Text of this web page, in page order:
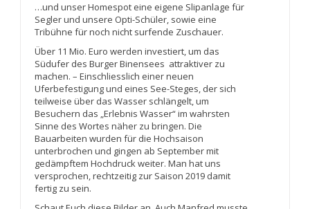
…und unser Homespot eine eigene Slipanlage für
Segler und unsere Opti-Schüler, sowie eine
Tribühne für noch nicht surfende Zuschauer.
Über 11 Mio. Euro werden investiert, um das
Südufer des Burger Binensees attraktiver zu
machen. – Einschliesslich einer neuen
Uferbefestigung und eines See-Steges, der sich
teilweise über das Wasser schlängelt, um
Besuchern das „Erlebnis Wasser“ im wahrsten
Sinne des Wortes näher zu bringen. Die
Bauarbeiten wurden für die Hochsaison
unterbrochen und gingen ab September mit
gedämpftem Hochdruck weiter. Man hat uns
versprochen, rechtzeitig zur Saison 2019 damit
fertig zu sein.